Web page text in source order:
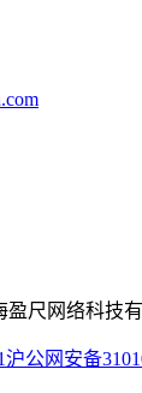
盈尺网络科技
沪公网安备